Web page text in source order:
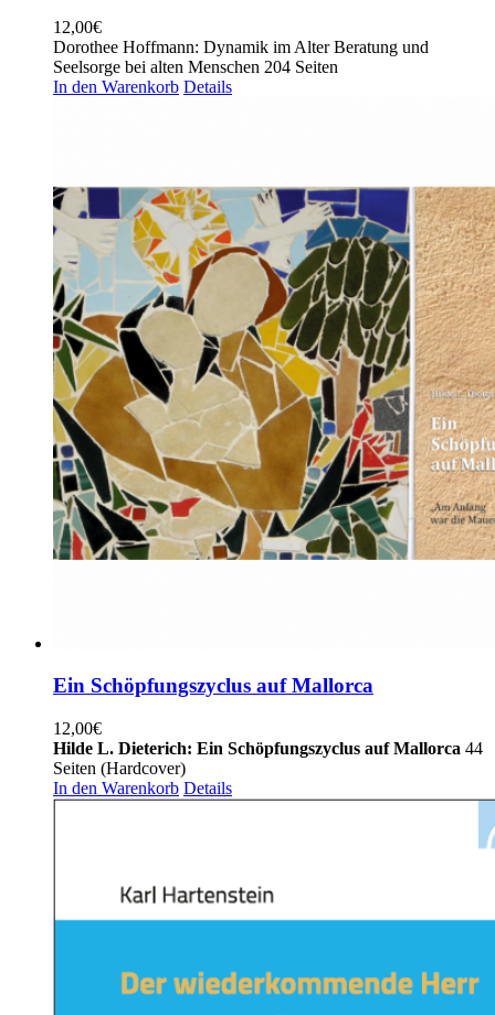
12,00€
Dorothee Hoffmann: Dynamik im Alter Beratung und
Seelsorge bei alten Menschen 204 Seiten
In den Warenkorb Details
Ein Schöpfungszyclus auf Mallorca
12,00€
Hilde L. Dieterich: Ein Schöpfungszyclus auf Mallorca 44
Seiten (Hardcover)
In den Warenkorb Details